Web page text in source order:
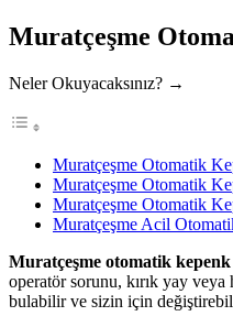
Muratçeşme
Neler Okuyacaksınız? →
Muratçeşme Otomatik
Muratçeşme Otomatik
Muratçeşme Otomatik
Muratçeşme Acil
Muratçeşme otomatik
operatör sorunu, kırık yay veya
bulabilir ve sizin için